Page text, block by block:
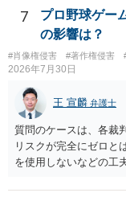
7
プロ野球ゲー
の影響は？
#肖像権侵害 #著作権侵害
2026年7月30日
王 宣麟 弁護士
質問のケースは、各裁
リスクが完全にゼロと
を使用しないなどの工
推測できる」という点